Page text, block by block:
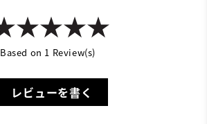
Based on 1 Review(s)
レビューを書く